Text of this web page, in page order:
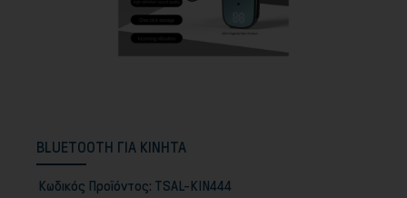
BLUETOOTH ΓΙΑ ΚΙΝΗΤΑ
Κωδικός Προϊόντος: TSAL-KIN444